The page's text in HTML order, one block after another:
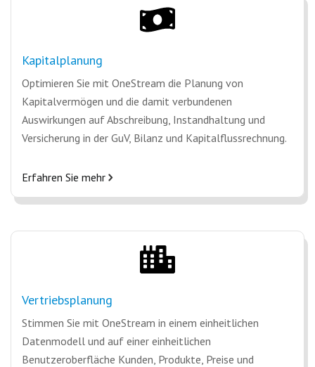
Kapitalplanung
Optimieren Sie mit OneStream die Planung von
Kapitalvermögen und die damit verbundenen
Auswirkungen auf Abschreibung, Instandhaltung und
Versicherung in der GuV, Bilanz und Kapitalflussrechnung.
Erfahren Sie mehr
Vertriebsplanung
Stimmen Sie mit OneStream in einem einheitlichen
Datenmodell und auf einer einheitlichen
Benutzeroberfläche Kunden, Produkte, Preise und